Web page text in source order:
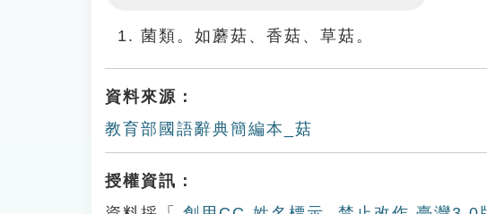
菌類。如蘑菇、香菇、草菇。
資料來源：
教育部國語辭典簡編本_菇
授權資訊：